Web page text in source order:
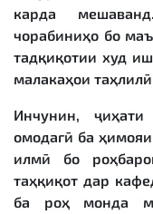
карда
чорабиниҳо бо
тадқиқотии худ
малакаҳои
Инчунин,
омодагӣ ба
илмӣ бо
таҳқиқот дар
ба роҳ монда